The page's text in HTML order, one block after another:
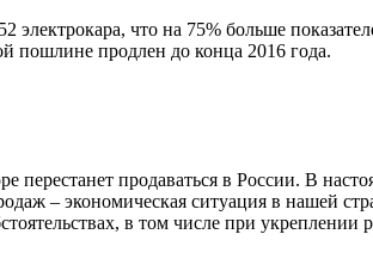
что на 75% больше
пошлине продлен до конца 2016 года.
перестанет продаваться в России. В
– экономическая ситуация в нашей
в том числе при